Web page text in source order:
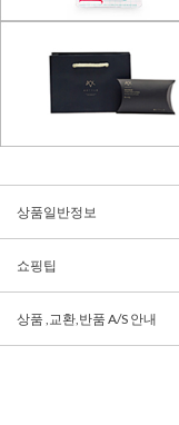
상품일반정보
쇼핑팁
상품 ,교환,반품 A/S 안내